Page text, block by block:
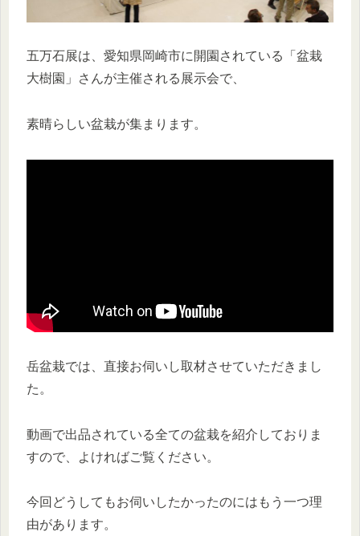
五万石展は、愛知県岡崎市に開園されている「盆栽
大樹園」さんが主催される展示会で、
素晴らしい盆栽が集まります。
岳盆栽では、直接お伺いし取材させていただきまし
た。
動画で出品されている全ての盆栽を紹介しておりま
すので、よければご覧ください。
今回どうしてもお伺いしたかったのにはもう一つ理
由があります。